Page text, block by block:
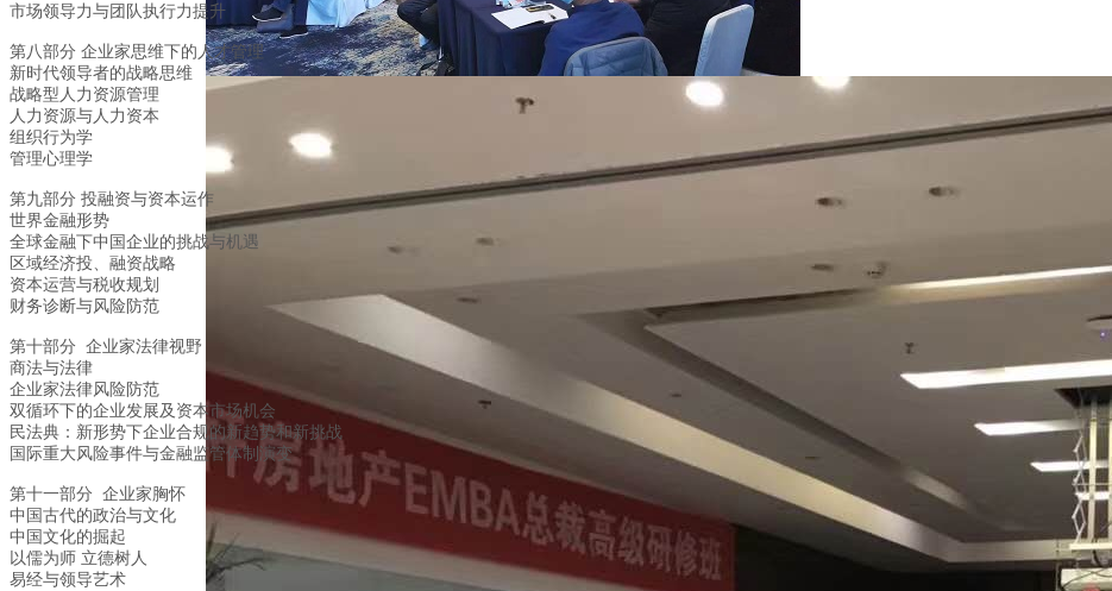
市场领导力与团队执行力提升
第八部分 企业家思维下的人才管理
新时代领导者的战略思维
战略型人力资源管理
人力资源与人力资本
组织行为学
管理心理学
第九部分 投融资与资本运作
世界金融形势
全球金融下中国企业的挑战与机遇
区域经济投、融资战略
资本运营与税收规划
财务诊断与风险防范
第十部分 企业家法律视野
商法与法律
企业家法律风险防范
双循环下的企业发展及资本市场机会
民法典：新形势下企业合规的新趋势和新挑战
国际重大风险事件与金融监管体制演变
第十一部分 企业家胸怀
中国古代的政治与文化
中国文化的掘起
以儒为师 立德树人
易经与领导艺术